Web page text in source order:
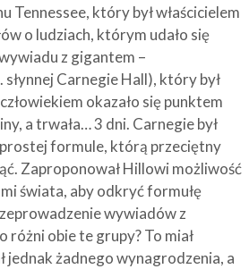
który był właścicielem
o ludziach, którym udało się
z gigantem –
Carnegie Hall), który był
okazało się punktem
a trwała… 3 dni. Carnegie był
prostej formule, którą przeciętny
Zaproponował Hillowi możliwość
świata, aby odkryć formułę
wywiadów z
różni obie te grupy? To miał
jednak żadnego wynagrodzenia, a